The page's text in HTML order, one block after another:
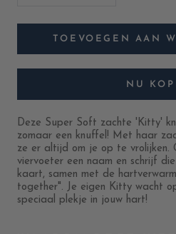
TOEVOEGEN AAN
NU
Deze Super Soft zachte 'Kitty'
zomaar een knuffel! Met haar
ze er altijd om je op te vrolijken.
viervoeter een naam en schrijf
kaart, samen met de
together". Je eigen Kitty wacht
speciaal plekje in jouw hart!